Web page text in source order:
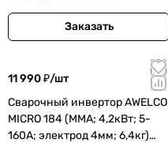
Заказать
11 990 ₽/шт
Сварочный инвертор AWELCO
MICRO 184 (MMA; 4,2кВт; 5-
160А; электрод 4мм; 6,4кг)